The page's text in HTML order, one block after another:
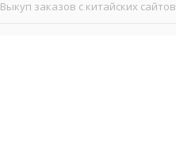
Выкуп заказов с китайских сайтов